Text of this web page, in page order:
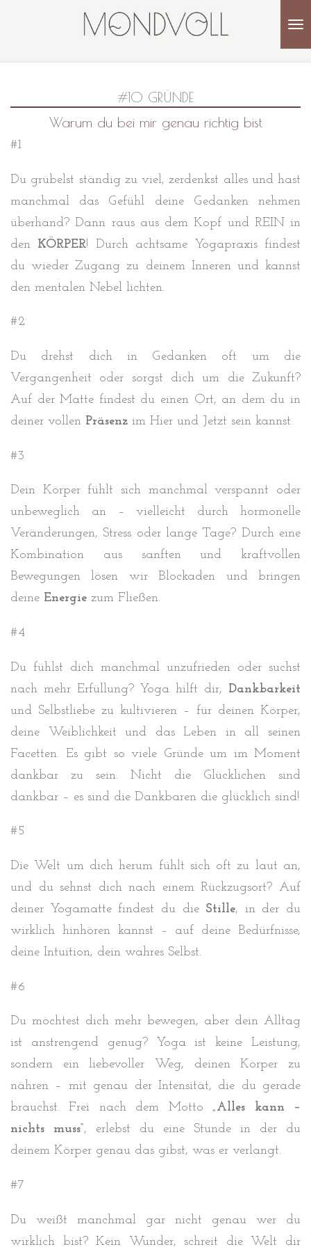
#10 GRÜNDE
Warum du bei mir genau richtig bist
#1
Du grübelst ständig zu viel, zerdenkst alles und hast
manchmal das Gefühl deine Gedanken nehmen
überhand? Dann raus aus dem Kopf und REIN in
den KÖRPER! Durch achtsame Yogapraxis findest
du wieder Zugang zu deinem Inneren und kannst
den mentalen Nebel lichten.
#2
Du drehst dich in Gedanken oft um die
Vergangenheit oder sorgst dich um die Zukunft?
Auf der Matte findest du einen Ort, an dem du in
deiner vollen Präsenz im Hier und Jetzt sein kannst.
#3
Dein Körper fühlt sich manchmal verspannt oder
unbeweglich an – vielleicht durch hormonelle
Veränderungen, Stress oder lange Tage? Durch eine
Kombination aus sanften und kraftvollen
Bewegungen lösen wir Blockaden und bringen
deine Energie zum Fließen.
#4
Du fühlst dich manchmal unzufrieden oder suchst
nach mehr Erfüllung? Yoga hilft dir, Dankbarkeit
und Selbstliebe zu kultivieren – für deinen Körper,
deine Weiblichkeit und das Leben in all seinen
Facetten. Es gibt so viele Gründe um im Moment
dankbar zu sein. Nicht die Glücklichen sind
dankbar – es sind die Dankbaren die glücklich sind!
#5
Die Welt um dich herum fühlt sich oft zu laut an,
und du sehnst dich nach einem Rückzugsort? Auf
deiner Yogamatte findest du die Stille, in der du
wirklich hinhören kannst – auf deine Bedürfnisse,
deine Intuition, dein wahres Selbst.
#6
Du möchtest dich mehr bewegen, aber dein Alltag
ist anstrengend genug? Yoga ist keine Leistung,
sondern ein liebevoller Weg, deinen Körper zu
nähren – mit genau der Intensität, die du gerade
brauchst. Frei nach dem Motto„Alles kann –
nichts muss“, erlebst du eine Stunde in der du
deinem Körper genau das gibst, was er verlangt.
#7
Du weißt manchmal gar nicht genau wer du
wirklich bist? Kein Wunder, schreit die Welt dir